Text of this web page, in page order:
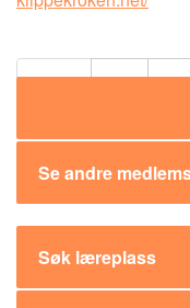
Se andre
Søk læreplass